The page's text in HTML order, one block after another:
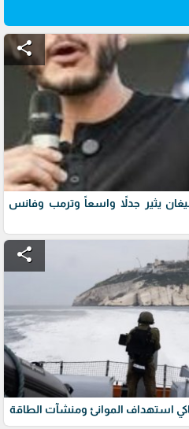
share
يثير جدلاً واسعاً وترمب وفانس
share
استهداف الموانئ ومنشآت الطاقة